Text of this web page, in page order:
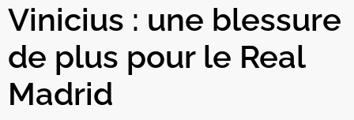
Vinicius : une blessure
de plus pour le Real
Madrid